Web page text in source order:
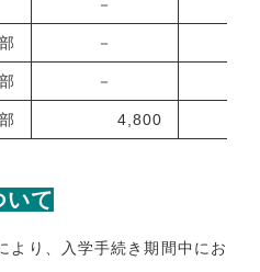
－
－
－
4,800
いて
り、入学手続き期間中にお